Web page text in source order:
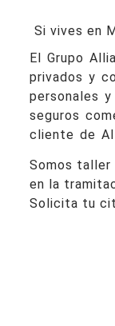
Si vives en
El Grupo
privados y
personales
seguros
cliente de
Somos taller
en la
Solicita tu